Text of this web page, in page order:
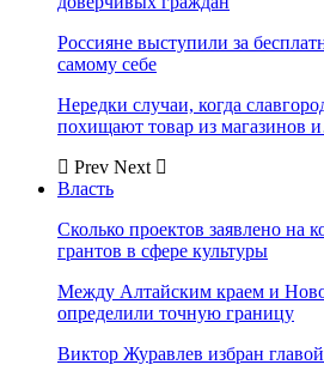
Россияне выступили за
самому себе
Нередки случаи, когда
похищают товар из магазинов
Prev Next
Власть
Сколько проектов заявлено на
грантов в сфере культуры
Между Алтайским краем и
определили точную границу
Виктор Журавлев избран